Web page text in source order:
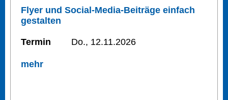
Flyer und Social-Media-Beiträge einfach
gestalten
Termin Do., 12.11.2026
mehr